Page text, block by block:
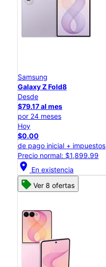
Samsung
Galaxy Z Fold8
Desde
$79.17 al mes
por 24 meses
Hoy
$0.00
de pago inicial + impuestos
Precio normal: $1,899.99
location_on En existencia
Ver 8 ofertas